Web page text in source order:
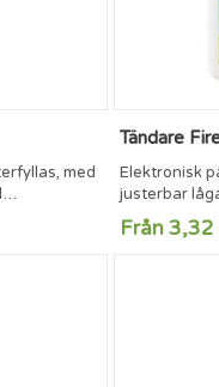
med
Tändare
Elektronisk
justerbar
stor yta för
certifierade.
Från 3,32